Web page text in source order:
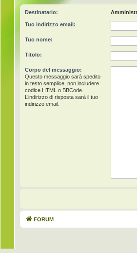
Destinatario:
Tuo indirizzo email:
Tuo nome:
Titolo:
Corpo del messaggio:
Questo messaggio sarà spedito
in testo semplice, non includere
codice HTML o BBCode.
L’indirizzo di risposta sarà il tuo
indirizzo email.
FORUM